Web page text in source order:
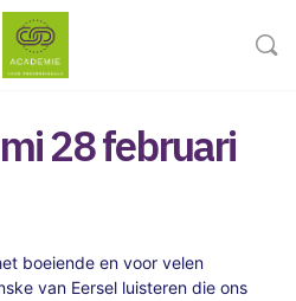
28 februari
boeiende en voor velen
van Eersel luisteren die ons